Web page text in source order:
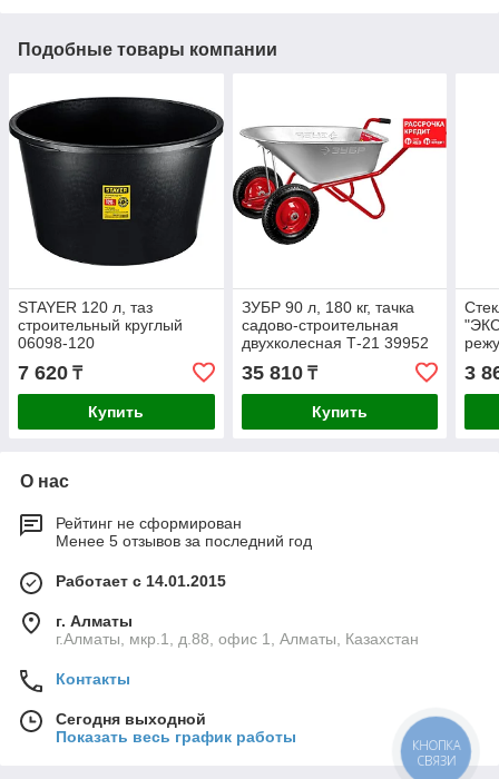
Подобные товары компании
STAYER 120 л, таз
строительный круглый
06098-120
7 620 ₸
Купить
ЗУБР 90 л, 180 кг, тачка
садово-строительная
двухколесная Т-21 39952
35 810₸
Купить
3
О нас
Рейтинг не сформирован
Менее 5 отзывов за последний год
Работает с 14.01.2015
г. Алматы
г.Алматы, мкр.1, д.88, офис 1, Алматы, Казахстан
Контакты
Сегодня выходной
Показать весь график работы
КНОПКА
СВЯЗИ